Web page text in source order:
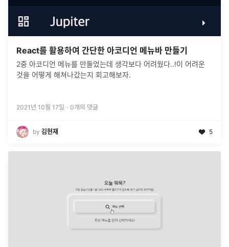
React를 활용하여 간단한 아코디언 메뉴바 만들기
2중 아코디언 메뉴를 만들었는데 생각보다 어려웠다..!이 어려운
것을 어떻게 해쳐나갔는지 회고해보자.
2021년 10월 17일 · 0개의 댓글
by 김현재 5